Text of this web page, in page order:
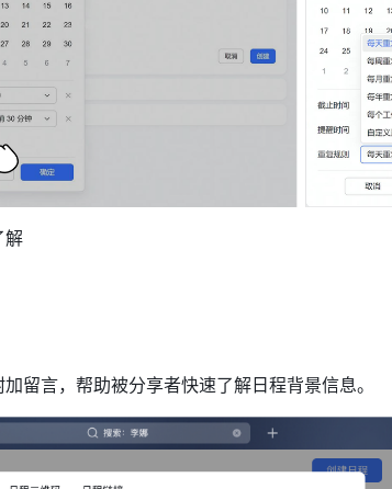
解
留言，帮助被分享者快速了解日程背景信息。